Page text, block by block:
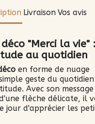
Livraison Vos avis
"Merci la vie"
au quotidien
en forme de nuage
geste du
Avec son message
flèche délicate, il
jour d'apprécier les